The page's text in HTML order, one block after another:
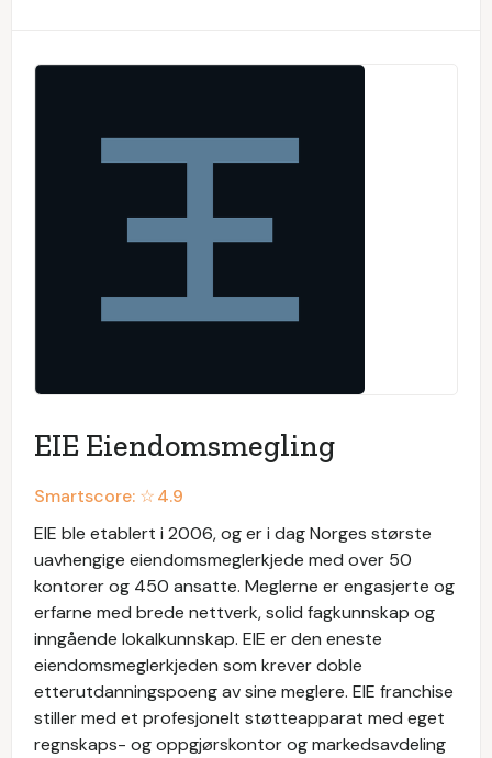
EIE Eiendomsmegling
Smartscore: ☆4.9
EIE ble etablert i 2006, og er i dag Norges største
uavhengige eiendomsmeglerkjede med over 50
kontorer og 450 ansatte. Meglerne er engasjerte og
erfarne med brede nettverk, solid fagkunnskap og
inngående lokalkunnskap. EIE er den eneste
eiendomsmeglerkjeden som krever doble
etterutdanningspoeng av sine meglere. EIE franchise
stiller med et profesjonelt støtteapparat med eget
regnskaps- og oppgjørskontor og markedsavdeling